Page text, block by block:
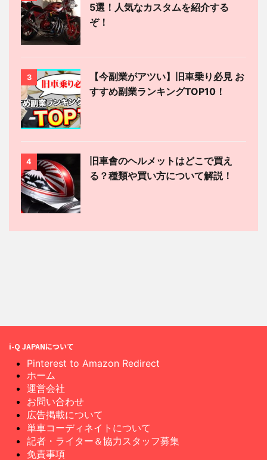
5選！人気なカスタムを紹介する
ぞ！
3
【今副業がアツい】旧車乗り必見 お
すすめ副業ランキングTOP10！
4
旧車會のヘルメットはどこで買え
る？種類や買い方について解説！
i-Q JAPANについて
Pinterest to Amazon Redirect
ホーム
運営会社
お問い合わせ
広告掲載について
単車コーディネイトについて
記者・ライター＆協力スタッフ募集
免責事項